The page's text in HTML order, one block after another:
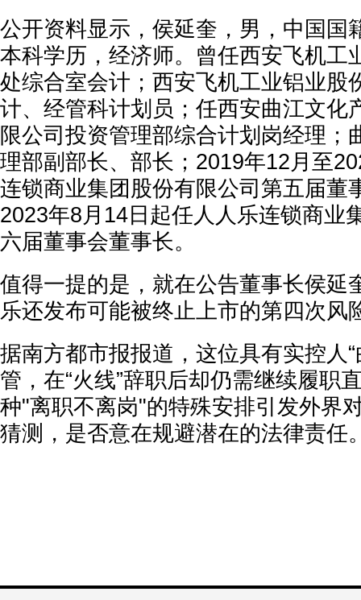
公开资料显示，侯延奎，男，中国国
本科学历，经济师。曾任西安飞机工
处综合室会计；西安飞机工业铝业股
计、经管科计划员；任西安曲江文化
限公司投资管理部综合计划岗经理；
理部副部长、部长；2019年12月至
连锁商业集团股份有限公司第五届董
2023年8月14日起任人人乐连锁商业
六届董事会董事长。
值得一提的是，就在公告董事长侯延
乐还发布可能被终止上市的第四次风
据南方都市报报道，这位具有实控人
管，在“火线”辞职后却仍需继续履职
种"离职不离岗"的特殊安排引发外界
猜测，是否意在规避潜在的法律责任